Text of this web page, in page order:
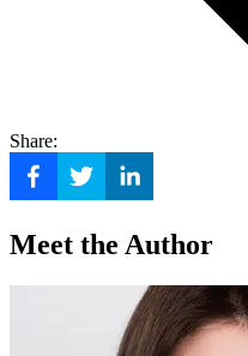
Share:
Meet the Author